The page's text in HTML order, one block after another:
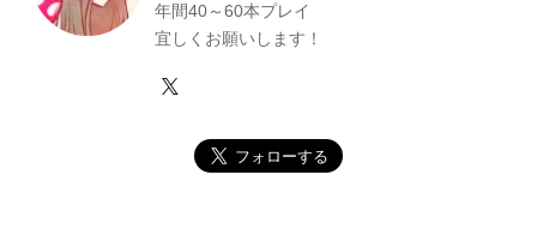
年間40～60本プレイ
宜しくお願いします！